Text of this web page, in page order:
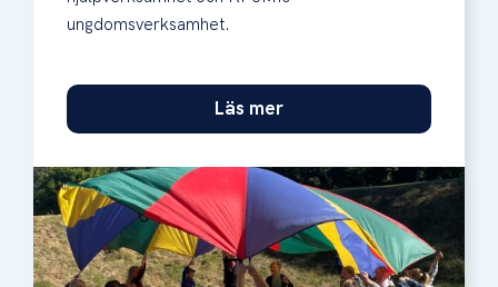
ungdomsverksamhet.
Läs mer